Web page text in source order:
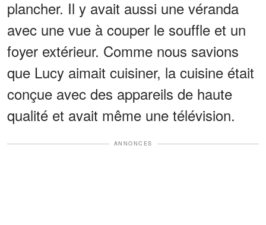
plancher. Il y avait aussi une véranda
avec une vue à couper le souffle et un
foyer extérieur. Comme nous savions
que Lucy aimait cuisiner, la cuisine était
conçue avec des appareils de haute
qualité et avait même une télévision.
ANNONCES